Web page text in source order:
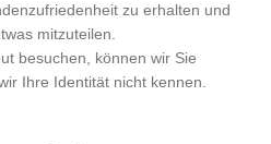
zu erhalten und
mitzuteilen.
besuchen, können wir Sie
Ihre Identität nicht kennen.